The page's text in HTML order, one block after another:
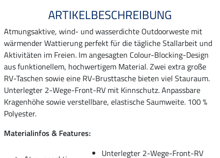
ARTIKELBESCHREIBUNG
Atmungsaktive, wind- und wasserdichte Outdoorweste mit
wärmender Wattierung perfekt für die tägliche Stallarbeit und
Aktivitäten im Freien. Im angesagten Colour-Blocking-Design
aus funktionellem, hochwertigem Material. Zwei extra große
RV-Taschen sowie eine RV-Brusttasche bieten viel Stauraum.
Unterlegter 2-Wege-Front-RV mit Kinnschutz. Anpassbare
Kragenhöhe sowie verstellbare, elastische Saumweite. 100 %
Polyester.
Materialinfos & Features:
Unterlegter 2-Wege-Front-RV